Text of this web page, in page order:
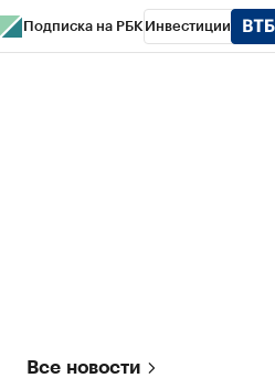
Подписка на РБК Инвестиции
Все новости